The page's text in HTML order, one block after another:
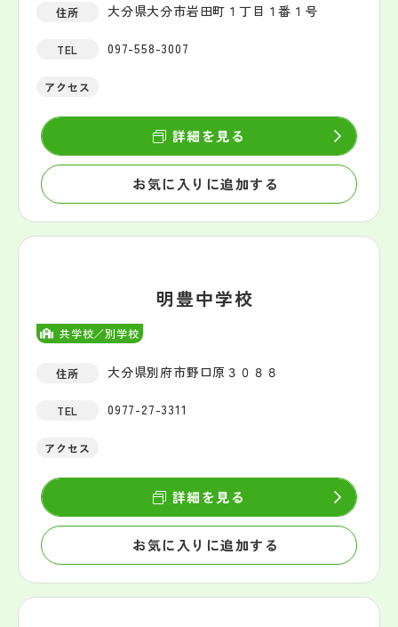
住所 大分県大分市岩田町１丁目１番１号
TEL 097-558-3007
アクセス
お気に入りに追加する
詳細を見る
共学校／別学校
明豊中学校
住所 大分県別府市野口原３０８８
TEL 0977-27-3311
アクセス
お気に入りに追加する
詳細を見る